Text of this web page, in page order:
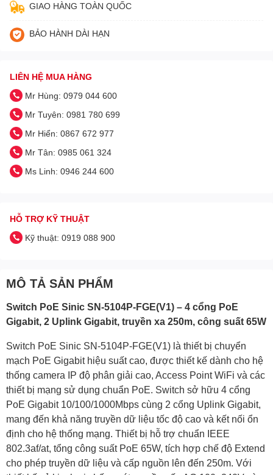
GIAO HÀNG TOÀN QUỐC
BẢO HÀNH DÀI HẠN
LIÊN HỆ MUA HÀNG
Mr Hùng: 0979 044 600
Mr Tuyên: 0981 780 699
Mr Hiển: 0867 672 977
Mr Tân: 0985 061 324
Ms Linh: 0946 244 600
HỖ TRỢ KỸ THUẬT
Kỹ thuật: 0919 088 900
MÔ TẢ SẢN PHẨM
Switch PoE Sinic SN-5104P-FGE(V1) – 4 cổng PoE
Gigabit, 2 Uplink Gigabit, truyền xa 250m, công suất 65W
Switch PoE Sinic SN-5104P-FGE(V1) là thiết bị chuyển
mạch PoE Gigabit hiệu suất cao, được thiết kế dành cho hệ
thống camera IP độ phân giải cao, Access Point WiFi và các
thiết bị mạng sử dụng chuẩn PoE. Switch sở hữu 4 cổng
PoE Gigabit 10/100/1000Mbps cùng 2 cổng Uplink Gigabit,
mang đến khả năng truyền dữ liệu tốc độ cao và kết nối ổn
định cho hệ thống mạng. Thiết bị hỗ trợ chuẩn IEEE
802.3af/at, tổng công suất PoE 65W, tích hợp chế độ Extend
cho phép truyền dữ liệu và cấp nguồn lên đến 250m. Với